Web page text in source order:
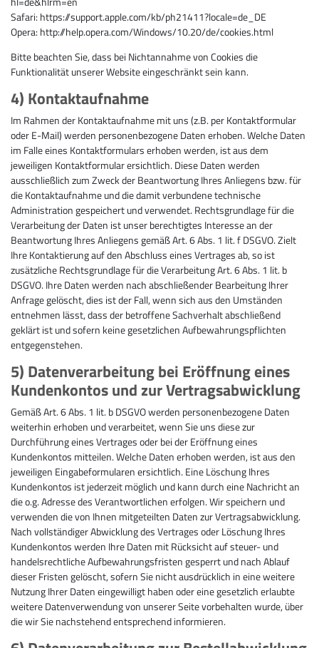
Safari: https://support.apple.com/kb/ph21411?locale=de_DE
Opera: http://help.opera.com/Windows/10.20/de/cookies.html
Bitte beachten Sie, dass bei Nichtannahme von Cookies die
Funktionalität unserer Website eingeschränkt sein kann.
4) Kontaktaufnahme
Im Rahmen der Kontaktaufnahme mit uns (z.B. per Kontaktformular
oder E-Mail) werden personenbezogene Daten erhoben. Welche Daten
im Falle eines Kontaktformulars erhoben werden, ist aus dem
jeweiligen Kontaktformular ersichtlich. Diese Daten werden
ausschließlich zum Zweck der Beantwortung Ihres Anliegens bzw. für
die Kontaktaufnahme und die damit verbundene technische
Administration gespeichert und verwendet. Rechtsgrundlage für die
Verarbeitung der Daten ist unser berechtigtes Interesse an der
Beantwortung Ihres Anliegens gemäß Art. 6 Abs. 1 lit. f DSGVO. Zielt
Ihre Kontaktierung auf den Abschluss eines Vertrages ab, so ist
zusätzliche Rechtsgrundlage für die Verarbeitung Art. 6 Abs. 1 lit. b
DSGVO. Ihre Daten werden nach abschließender Bearbeitung Ihrer
Anfrage gelöscht, dies ist der Fall, wenn sich aus den Umständen
entnehmen lässt, dass der betroffene Sachverhalt abschließend
geklärt ist und sofern keine gesetzlichen Aufbewahrungspflichten
entgegenstehen.
5) Datenverarbeitung bei Eröffnung eines
Kundenkontos und zur Vertragsabwicklung
Gemäß Art. 6 Abs. 1 lit. b DSGVO werden personenbezogene Daten
weiterhin erhoben und verarbeitet, wenn Sie uns diese zur
Durchführung eines Vertrages oder bei der Eröffnung eines
Kundenkontos mitteilen. Welche Daten erhoben werden, ist aus den
jeweiligen Eingabeformularen ersichtlich. Eine Löschung Ihres
Kundenkontos ist jederzeit möglich und kann durch eine Nachricht an
die o.g. Adresse des Verantwortlichen erfolgen. Wir speichern und
verwenden die von Ihnen mitgeteilten Daten zur Vertragsabwicklung.
Nach vollständiger Abwicklung des Vertrages oder Löschung Ihres
Kundenkontos werden Ihre Daten mit Rücksicht auf steuer- und
handelsrechtliche Aufbewahrungsfristen gesperrt und nach Ablauf
dieser Fristen gelöscht, sofern Sie nicht ausdrücklich in eine weitere
Nutzung Ihrer Daten eingewilligt haben oder eine gesetzlich erlaubte
weitere Datenverwendung von unserer Seite vorbehalten wurde, über
die wir Sie nachstehend entsprechend informieren.